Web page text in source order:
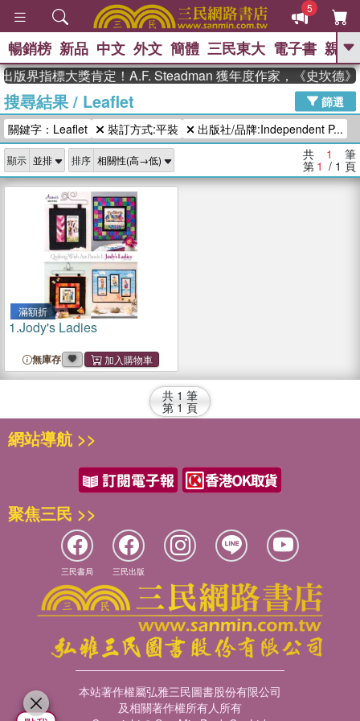
5
GO
The Odyssey 、
父親節 、 如果歷史是一群喵 、 暑期
推薦 、 國際布克獎 臺灣漫遊錄 、 方
念華 、 台灣的李登輝時代 、 數學女
孩：黎曼猜想
偉大的迷走神經
暢銷榜 新品 中文 外文 簡體 三民東大 電子書 親子
版界指標大獎肯定！A.F. Steadman 獲年度作家，《史坎德
搜尋結果/ Leaflet
篩選
關鍵字：Leaflet
裝訂方式:平裝 出版社/品牌:Independent P...
顯示 排序 共 1 筆
第 1 / 1 頁
滿額折
1.Jody's Ladies
無庫存
共 1 筆
第 1 頁
網站導航 >>
聚焦三民 >>
三民書局 三民出版
本站著作權屬弘雅三民圖書股份有限公司
及相關著作權所有人所有